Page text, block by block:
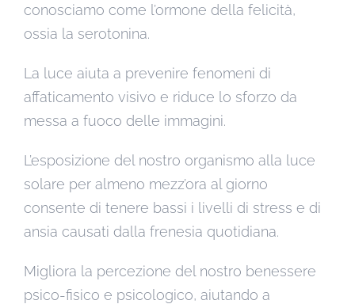
conosciamo come l’ormone della felicità,
ossia la serotonina.
La luce aiuta a prevenire fenomeni di
affaticamento visivo e riduce lo sforzo da
messa a fuoco delle immagini.
L’esposizione del nostro organismo alla luce
solare per almeno mezz’ora al giorno
consente di tenere bassi i livelli di stress e di
ansia causati dalla frenesia quotidiana.
Migliora la percezione del nostro benessere
psico-fisico e psicologico, aiutando a